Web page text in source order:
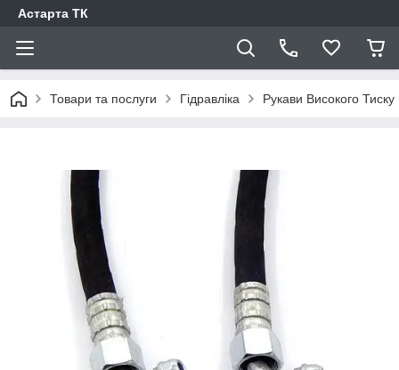
Астарта ТК
Товари та послуги Гідравліка Рукави Високого